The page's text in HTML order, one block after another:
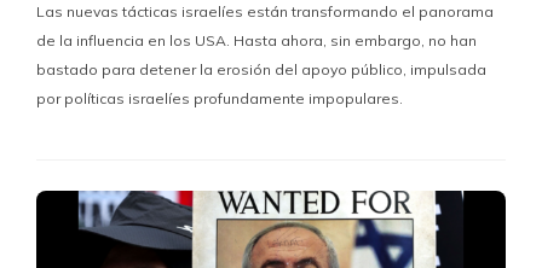
Las nuevas tácticas israelíes están transformando el panorama
de la influencia en los USA. Hasta ahora, sin embargo, no han
bastado para detener la erosión del apoyo público, impulsada
por políticas israelíes profundamente impopulares.